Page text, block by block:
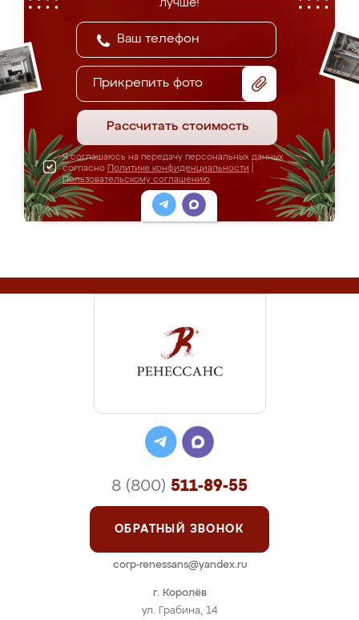
лучше!
Прикрепить фото
Рассчитать стоимость
Я соглашаюсь на передачу персональных данных
согласно Политике конфиденциальности
Пользовательскому соглашению
г. Королёв
ул. Грабина, 14
8 (800) 511-89-55
ОБРАТНЫЙ ЗВОНОК
corp-renessans@yandex.ru